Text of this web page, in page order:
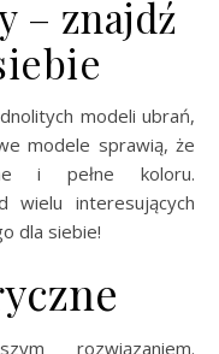
– znajdź
modele sprawią, że
i pełne koloru.
wielu interesujących
dla siebie!
rozwiązaniem.